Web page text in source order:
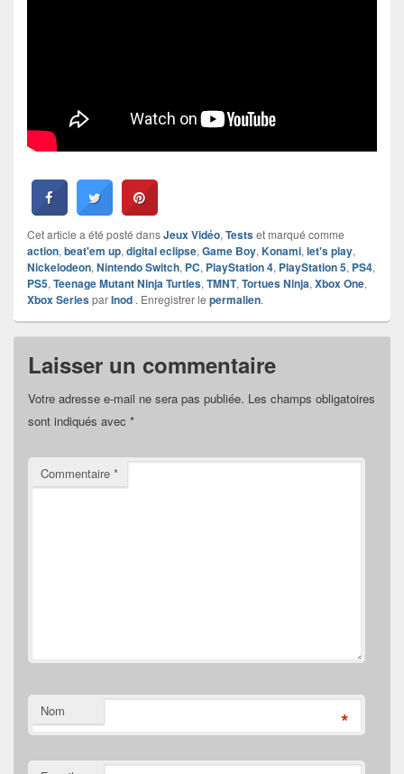
Cet article a été posté dansJeux Vidéo, Testset marqué comme
action, beat'em up, digital eclipse, Game Boy, Konami, let's play,
Nickelodeon, Nintendo Switch, PC, PlayStation 4, PlayStation 5, PS4,
PS5, Teenage Mutant Ninja Turtles, TMNT, Tortues Ninja, Xbox One,
Xbox SeriesparInod . Enregistrer le permalien.
Laisser un commentaire
Votre adresse e-mail ne sera pas publiée. Les champs obligatoires
sont indiqués avec *
Commentaire *
Nom *